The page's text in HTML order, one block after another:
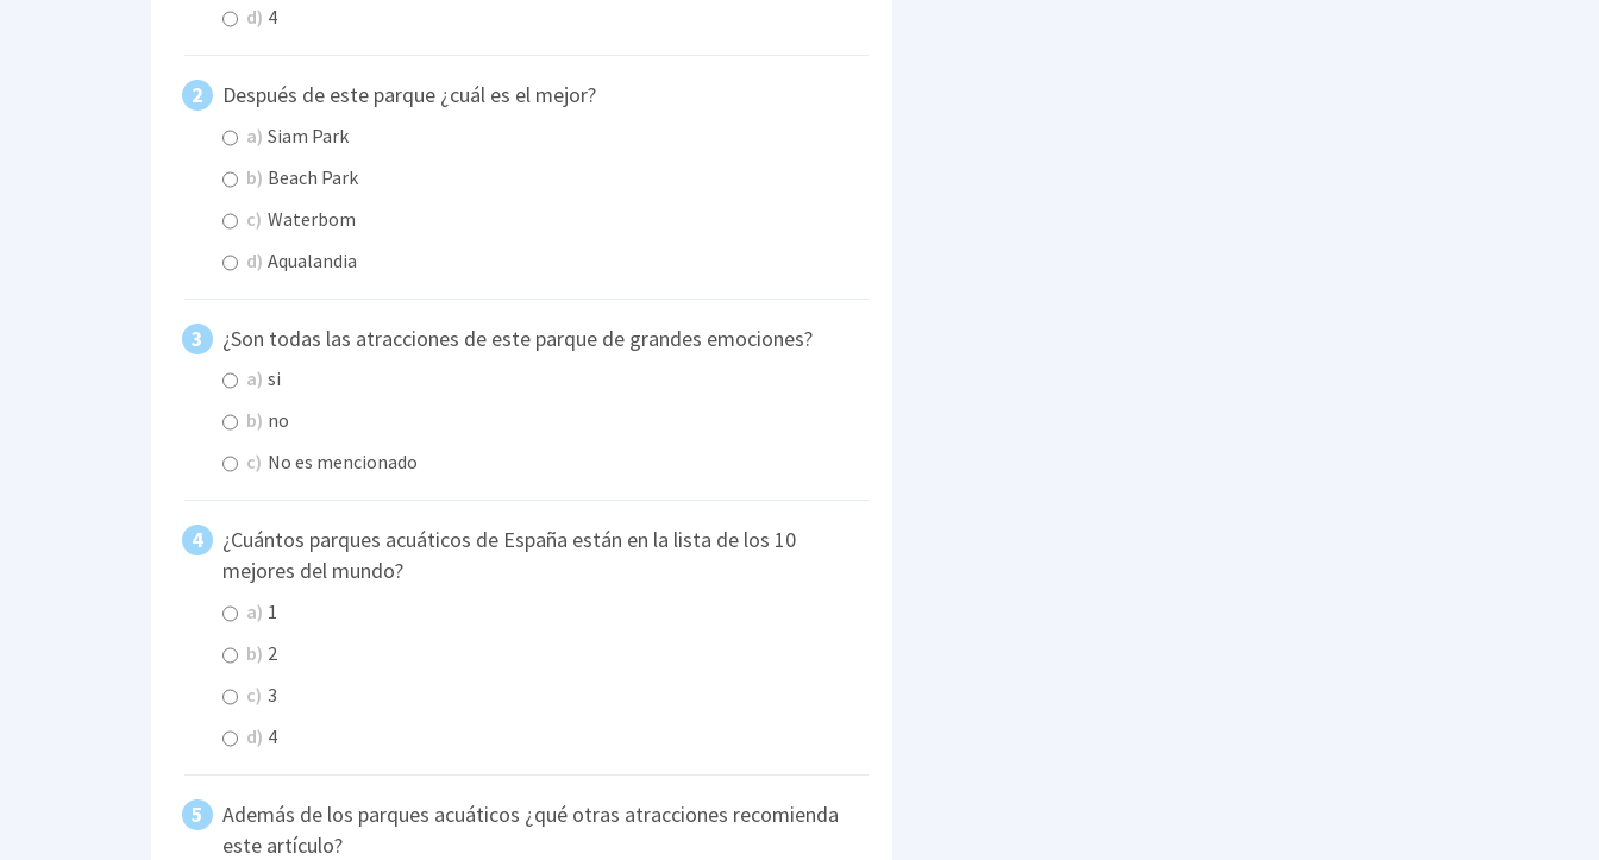
d) 4
Después de este parque ¿cuál es el mejor?
a) Siam Park
b) Beach Park
c) Waterbom
d) Aqualandia
¿Son todas las atracciones de este parque de grandes emociones?
a) si
b) no
c) No es mencionado
¿Cuántos parques acuáticos de España están en la lista de los 10
mejores del mundo?
a) 1
b) 2
c) 3
d) 4
Además de los parques acuáticos ¿qué otras atracciones recomienda
este artículo?